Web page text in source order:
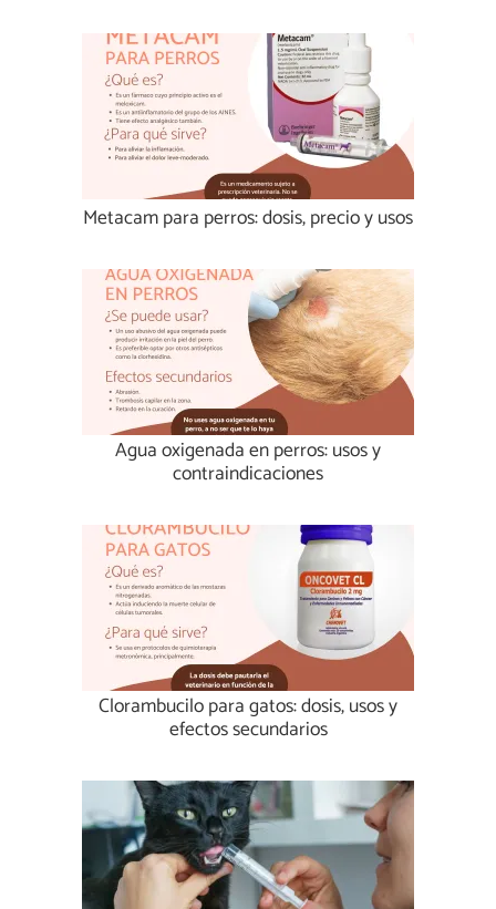
Metacam para perros: dosis, precio y usos
Agua oxigenada en perros: usos y
contraindicaciones
Clorambucilo para gatos: dosis, usos y
efectos secundarios